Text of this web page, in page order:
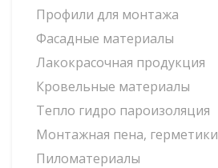
Профили для монтажа
Фасадные материалы
Лакокрасочная продукция
Кровельные материалы
Тепло гидро пароизоляция
Монтажная пена, герметики
Пиломатериалы